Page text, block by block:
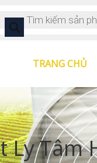
TRANG CHỦ
Ly Tâm